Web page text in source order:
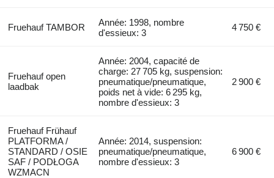
Fruehauf TAMBOR
Année: 1998, nombre
d'essieux: 3
4 750 €
Fruehauf open
laadbak
Année: 2004, capacité de
charge: 27 705 kg, suspension:
pneumatique/pneumatique,
poids net à vide: 6 295 kg,
nombre d'essieux: 3
2 900 €
Fruehauf Frühauf
PLATFORMA /
STANDARD / OSIE
SAF / PODŁOGA
WZMACN
Année: 2014, suspension:
pneumatique/pneumatique,
nombre d'essieux: 3
6 900 €